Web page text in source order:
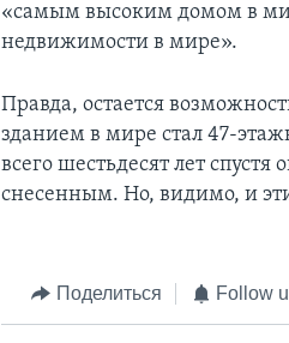
«самым высоким домом в
недвижимости в мире».
Правда, остается
зданием в мире стал 47-
всего шестьдесят лет
снесенным. Но, видимо, и
Поделиться Follow